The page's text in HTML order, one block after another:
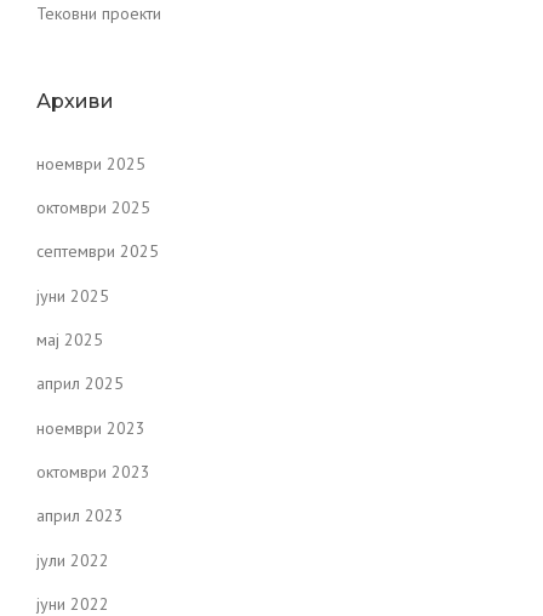
Тековни проекти
Архиви
ноември 2025
октомври 2025
септември 2025
јуни 2025
мај 2025
април 2025
ноември 2023
октомври 2023
април 2023
јули 2022
јуни 2022